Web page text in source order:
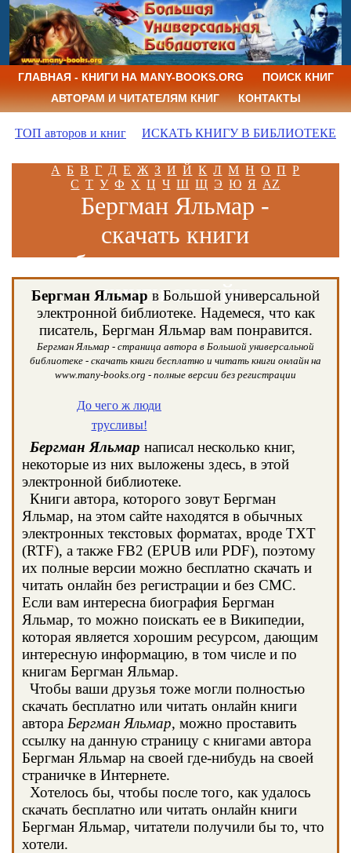
ГЛАВНАЯ - КНИГИ НА MANY-BOOKS.ORG
ПОИСК КНИГ
АВТОРАМ И ЧИТАТЕЛЯМ КНИГ
КОНТАКТЫ
ТОП авторов и книг ИСКАТЬ КНИГУ В БИБЛИОТЕКЕ
А Б В Г Д Е Ж З И Й К Л М Н О П Р
С Т У Ф Х Ц Ч Ш Щ Э Ю Я AZ
Бергман Яльмар -
скачать книги
бесплатно и читать
книги онлайн
Бергман Яльмар в Большой универсальной
электронной библиотеке. Надемеся, что как
писатель, Бергман Яльмар вам понравится.
Бергман Яльмар - страница автора в Большой универсальной
библиотеке - скачать книги бесплатно и читать книги онлайн на
www.many-books.org - полные версии без регистрации
До чего ж люди
трусливы!
Бергман Яльмар написал несколько книг,
некоторые из них выложены здесь, в этой
электронной библиотеке.
Книги автора, которого зовут Бергман
Яльмар, на этом сайте находятся в обычных
электронных текстовых форматах, вроде TXT
(RTF), а также FB2 (EPUB или PDF), поэтому
их полные версии можно бесплатно скачать и
читать онлайн без регистрации и без СМС.
Если вам интересна биография Бергман
Яльмар, то можно поискать ее в Википедии,
которая является хорошим ресурсом, дающим
интересную информацию, в том числе и по
книгам Бергман Яльмар.
Чтобы ваши друзья тоже могли полностью
скачать бесплатно или читать онлайн книги
автора Бергман Яльмар, можно проставить
ссылку на данную страницу с книгами автора
Бергман Яльмар на своей где-нибудь на своей
страничке в Интернете.
Хотелось бы, чтобы после того, как удалось
скачать бесплатно или читать онлайн книги
Бергман Яльмар, читатели получили бы то, что
хотели.